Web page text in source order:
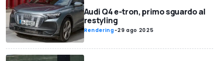
Audi Q4 e-tron, primo sguardo al
restyling
Rendering-29 ago 2025